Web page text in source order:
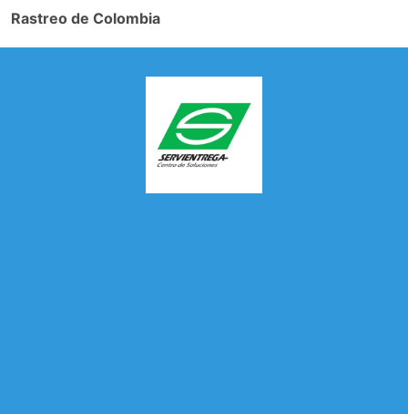
Rastreo de Colombia